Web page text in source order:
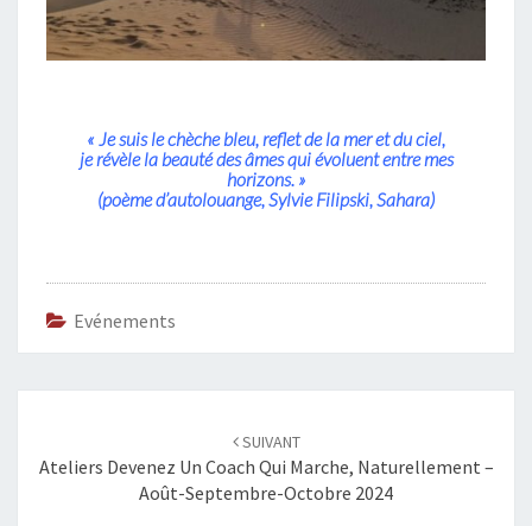
« Je suis le chèche bleu, reflet de la mer et du ciel,
je révèle la beauté des âmes qui évoluent entre mes
horizons. »
(poème d’autolouange, Sylvie Filipski, Sahara)
Evénements
d'article
SUIVANT
Ateliers Devenez Un Coach Qui Marche, Naturellement –
Août-Septembre-Octobre 2024